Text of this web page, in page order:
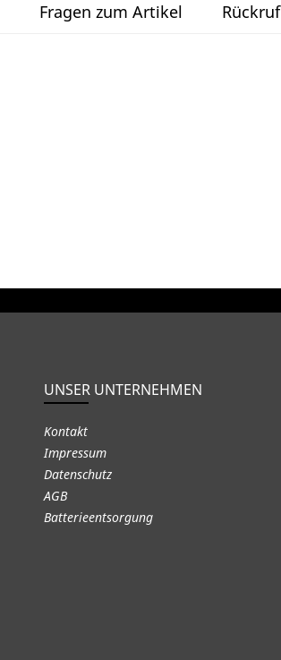
Fragen zum Artikel
UNSER UNTERNEHMEN
Kontakt
Impressum
Datenschutz
AGB
Batterieentsorgung